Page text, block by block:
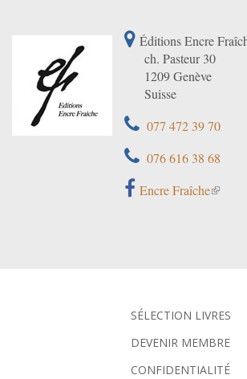
Éditions Encre
ch. Pasteur 30
1209 Genève
Suisse
077 472 39 70
076 616 38 68
Encre Fraîche
SÉLECTION LIVRES
DEVENIR MEMBRE
CONFIDENTIALITÉ